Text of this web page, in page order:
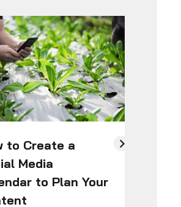
to Create a
Media
to Plan Your